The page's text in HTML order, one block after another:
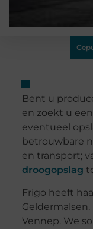
Bent u
en zoekt u
eventueel
betrouwbare
en transport;
droogopslag
Frigo heeft
Geldermalsen.
Vennep. We